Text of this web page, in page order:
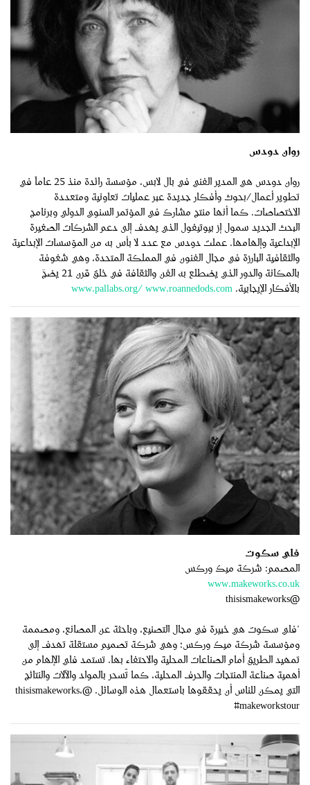
روان دودس
روان دودس هي المدير الفني في بال لابس، مؤسسة رائدة منذ 25 عاماً في
تطوير أعمال/بحوث وأفكار جديدة عبر عمليات تعاونية ومتعددة
الاختصاصات. كما أنها منتج مشارك في المؤتمر السنوي الدولي وبرنامج
البحث الجديد سمول إز بيوتيفول الذي يهدف إلى دعم الشركات الصغيرة
الإبداعية وإلهامها. عملت دودس مع عدد لا بأس به من المؤسسات الإبداعية
والثقافية البارزة في مجال الفنون في المملكة المتحدة، وهي شغوفة
بالمكانة والدور الذي يضطلع به الفن والثقافة في خلق قرن 21 يضجّ
بالأفكار الإيجابية.
www.pallabs.org/www.roannedods.com
فاي سكوت
المصمم: شركة ميك وركس
www.makeworks.co.uk
@thisismakeworks
"فاي سكوت هي خبيرة في مجال التصنيع، وباحثة عن المصانع، ومصممة
ومؤسسة شركة ميك وركس؛ وهي شركة تصميم مستقلة تهدف إلى
تمهيد الطريق أمام الصناعات المحلية والاحتفاء بها. تستمد فاي الإلهام من
أهمية صناعة المنتجات والحرف المحلية، كما تُسحر بالمواد والآلات والنتائج
التي يمكن للناس أن يحققوها باستعمال هذه الوسائل. @thisismakeworks،
#makeworkstour